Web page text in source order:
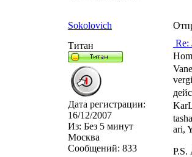
Sokolovich
Титан
Дата регистрации:
16/12/2007
Из: Без 5 минут
Москва
Сообщений: 833
Re:
ari,